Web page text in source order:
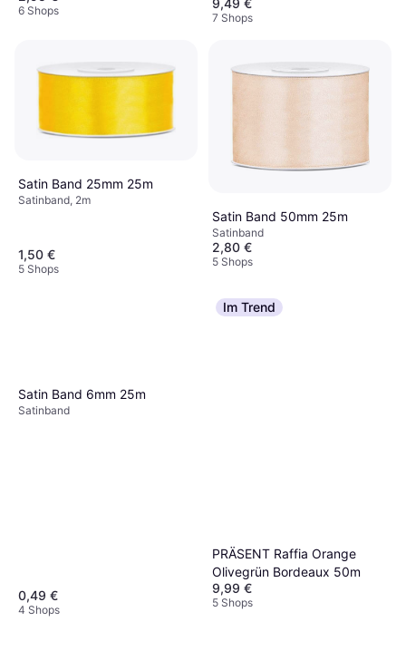
6 Shops 9,49 €
7 Shops
Satin Band 25mm 25m
Satinband, 2m
1,50 €
5 Shops
Satin Band 50mm 25m
Satinband
2,80 €
5 Shops
Satin Band 6mm 25m
Satinband
0,49 €
4 Shops
Im Trend
PRÄSENT Raffia Orange
Olivegrün Bordeaux 50m
9,99 €
5 Shops